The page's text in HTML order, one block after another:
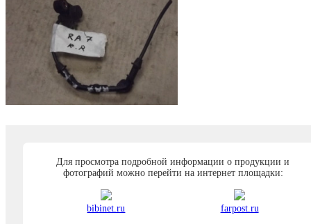
Для просмотра подробной информации о продукции и
фотографий можно перейти на интернет площадки:
bibinet.ru farpost.ru